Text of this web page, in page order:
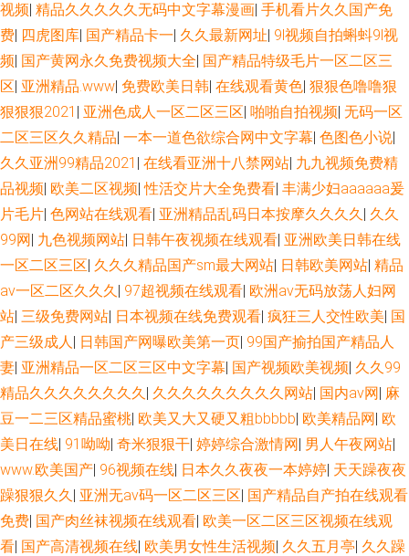
视频| 精品久久久久久无码中文字幕漫画| 手机看片久久国产免
费| 四虎图库| 国产精品卡一| 久久最新网址| 9l视频自拍蝌蚪9l视
频| 国产黄网永久免费视频大全| 国产精品特级毛片一区二区三
区| 亚洲精品.www| 免费欧美日韩| 在线观看黄色| 狠狠色噜噜狠
狠狠狠2021 | 亚洲色成人一区二区三区| 啪啪自拍视频| 无码一区
二区三区久久精品| 一本一道色欲综合网中文字幕| 色图色小说|
久久亚洲99精品2021 | 在线看亚洲十八禁网站| 九九视频免费精
品视频| 欧美二区视频|性活交片大全免费看| 丰满少妇aaaaaa爰
片毛片| 色网站在线观看| 亚洲精品乱码日本按摩久久久久| 久久
99网| 九色视频网站| 日韩午夜视频在线观看| 亚洲欧美日韩在线
一区二区三区| 久久久精品国产sm最大网站| 日韩欧美网站| 精品
av一区二区久久久| 97超视频在线观看| 欧洲av无码放荡人妇网
站| 三级免费网站| 日本视频在线免费观看| 疯狂三人交性欧美| 国
产三级成人| 日韩国产网曝欧美第一页| 99国产揄拍国产精品人
妻| 亚洲精品一区二区三区中文字幕| 国产视频欧美视频| 久久99
精品久久久久久久久久| 久久久久久久久久久网站| 国内av网| 麻
豆一二三区精品蜜桃| 欧美又大又硬又粗bbbbb| 欧美精品网| 欧
美日在线| 91呦呦| 奇米狠狠干| 婷婷综合激情网| 男人午夜网站|
www.欧美国产| 96视频在线| 日本久久夜夜一本婷婷| 天天躁夜夜
躁狠狠久久| 亚洲无av码一区二区三区| 国产精品自产拍在线观看
免费| 国产肉丝袜视频在线观看| 欧美一区二区三区视频在线观
看| 国产高清视频在线| 欧美男女性生活视频| 久久五月亭| 久久躁